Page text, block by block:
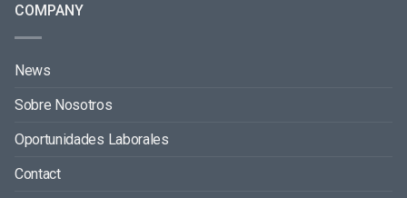
COMPANY
News
Sobre Nosotros
Oportunidades Laborales
Contact